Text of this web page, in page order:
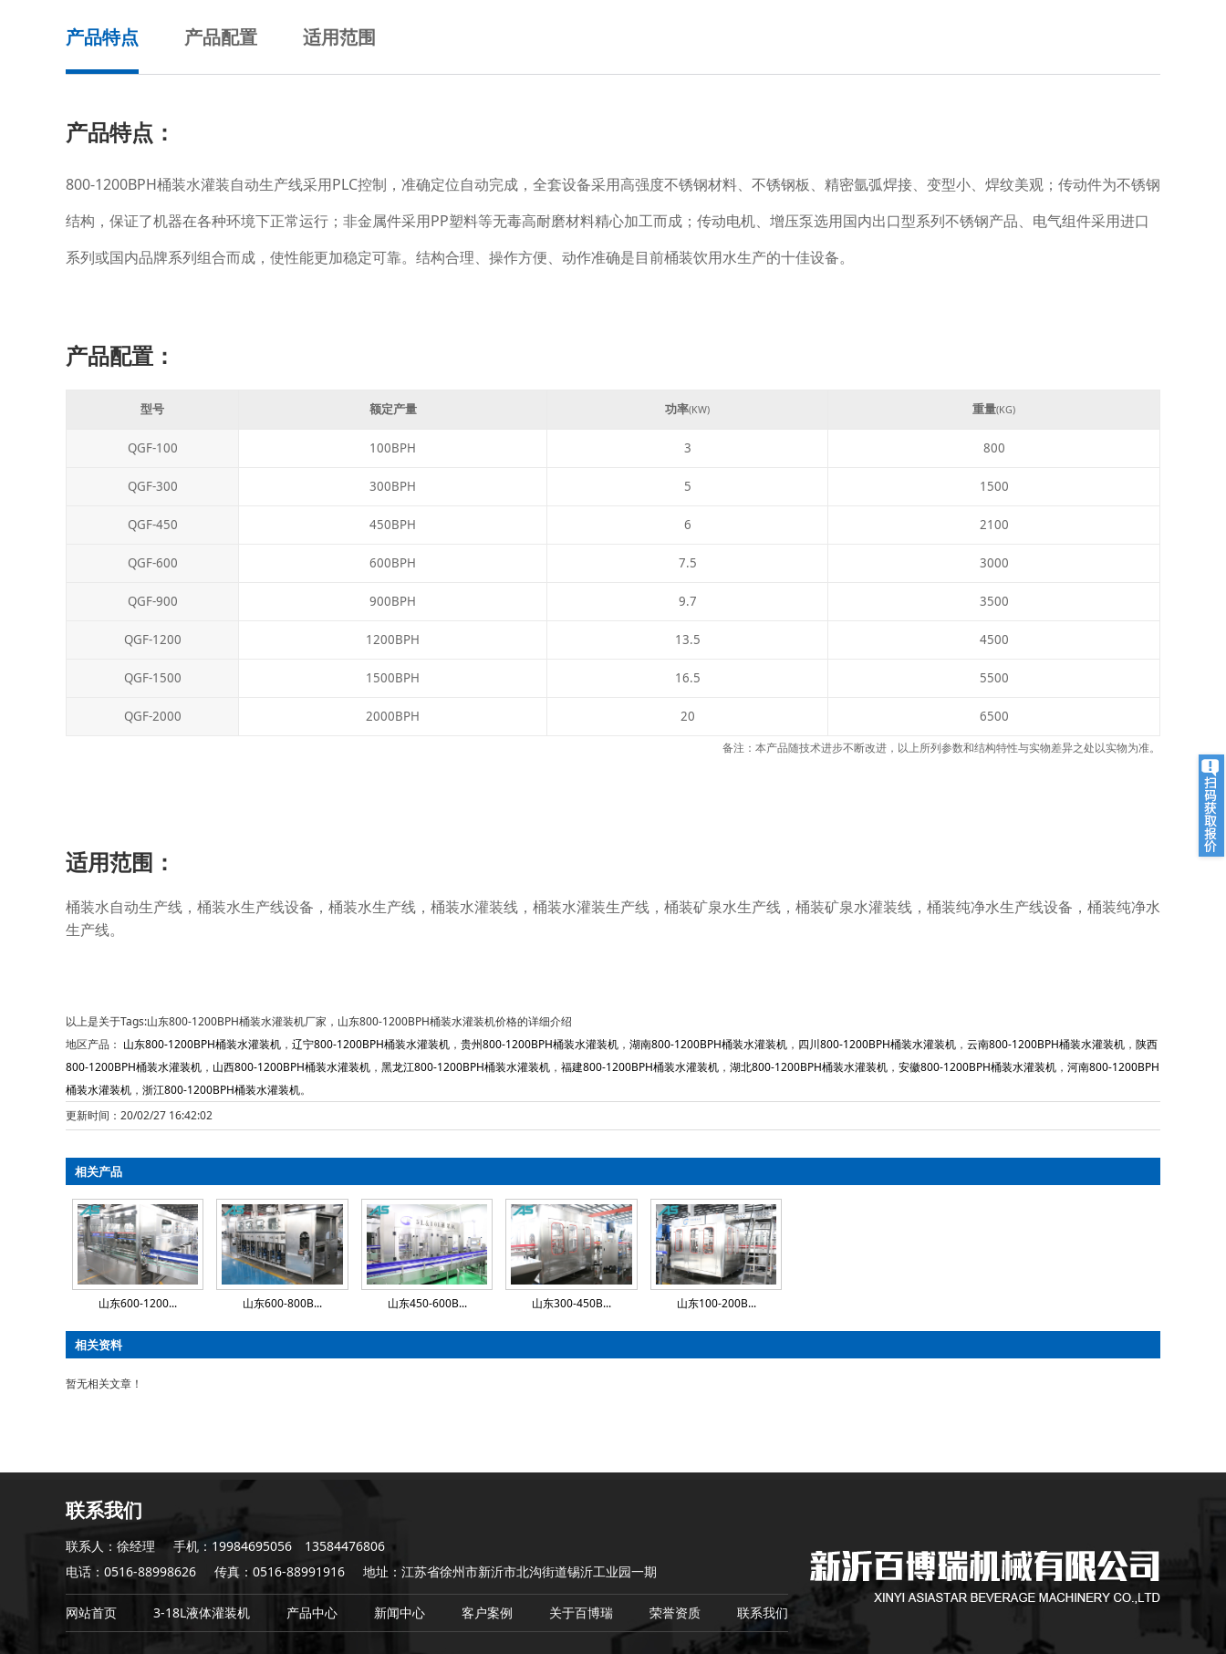
产品特点 产品配置 适用范围
产品特点：
800-1200BPH桶装水灌装自动生产线采用PLC控制，准确定位自动完成，全套设备采用高强度不锈钢材料、不锈钢板、精密氩弧焊接、变型小、焊纹美观；传动件为不锈钢
结构，保证了机器在各种环境下正常运行；非金属件采用PP塑料等无毒高耐磨材料精心加工而成；传动电机、增压泵选用国内出口型系列不锈钢产品、电气组件采用进口
系列或国内品牌系列组合而成，使性能更加稳定可靠。结构合理、操作方便、动作准确是目前桶装饮用水生产的十佳设备。
产品配置：
型号 额定产量 功率(KW) 重量(KG)
QGF-100 100BPH 3 800
QGF-300 300BPH 5 1500
QGF-450 450BPH 6 2100
QGF-600 600BPH 7.5 3000
QGF-900 900BPH 9.7 3500
QGF-1200 1200BPH 13.5 4500
QGF-1500 1500BPH 16.5 5500
QGF-2000 2000BPH 20 6500
备注：本产品随技术进步不断改进，以上所列参数和结构特性与实物差异之处以实物为准。
适用范围：
桶装水自动生产线，桶装水生产线设备，桶装水生产线，桶装水灌装线，桶装水灌装生产线，桶装矿泉水生产线，桶装矿泉水灌装线，桶装纯净水生产线设备，桶装纯净水
生产线。
以上是关于Tags:山东800-1200BPH桶装水灌装机厂家，山东800-1200BPH桶装水灌装机价格的详细介绍
地区产品： 山东800-1200BPH桶装水灌装机 ， 辽宁800-1200BPH桶装水灌装机 ， 贵州800-1200BPH桶装水灌装机 ， 湖南800-1200BPH桶装水灌装机 ， 四川800-1200BPH桶装水灌装机 ， 云南800-1200BPH桶装水灌装机 ， 陕西
800-1200BPH桶装水灌装机 ， 山西800-1200BPH桶装水灌装机 ， 黑龙江800-1200BPH桶装水灌装机 ， 福建800-1200BPH桶装水灌装机 ， 湖北800-1200BPH桶装水灌装机 ， 安徽800-1200BPH桶装水灌装机 ， 河南800-1200BPH
桶装水灌装机 ， 浙江800-1200BPH桶装水灌装机。
更新时间：20/02/27 16:42:02
相关产品
山东600-1200... 山东600-800B... 山东450-600B... 山东300-450B... 山东100-200B...
相关资料
暂无相关文章！
联系我们
联系人：徐经理
手机：19984695056 13584476806
电话：0516-88998626
传真：0516-88991916 地址：江苏省徐州市新沂市北沟街道锡沂工业园一期
网站首页 3-18L液体灌装机 产品中心 新闻中心 客户案例 关于百博瑞 荣誉资质 联系我们